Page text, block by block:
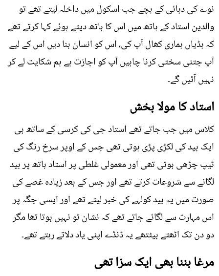
نوے کی دہائی کے بچے جب اسکول میں داخلہ لیتے تھے تو
والدین استاد کے ہاتھ میں اس کا ہاتھ دیتے ہوئے کہا کرتے تھے
کہ ہڈياں ہماری کھال آپ کی، اس کو انسان بنا دیں اس کے لیے
آپ جتنی سختی کرنا چاہیں آپ کو اجازت ہے ہم شکایت لے کر
نہیں آئيں گے۔
استاد کا مولا بخش
کلاس میں جب جاتے تھے استاد جی کی کرسی کے ساتھ ہی
ایک بید کی لکڑی پڑی ہوتی تھی جس کے اوپر سرخ رنگ کی
ٹیپ چڑھی ہوتی تھی اور معمولی غلطی پر استاد ہاتھ پر بید
لگانے سے شروعات کرتے تھے اور جس کے بعد زيادہ غصے کی
صورت میں یہ بید کولہے کی خبر لیتے تھے اور ایسی جگہ پر
اس مہارت سے لگائے جاتے تھے کہ نشان تو نہیں ہوتا تھا مگر
دو دن تک اٹھتے بیٹتھے یہ ڈنڈے اپنی یاد دلاتے رہتے تھے۔
مرغا بننا بھی ایک سزا تھی